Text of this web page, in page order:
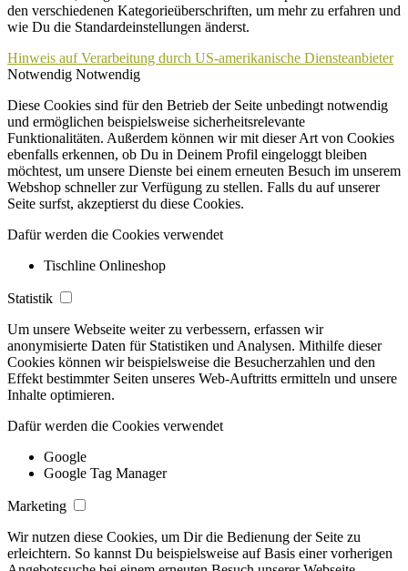
den verschiedenen Kategorieüberschriften, um mehr zu erfahren und
wie Du die Standardeinstellungen änderst.
Hinweis auf Verarbeitung durch US-amerikanische Diensteanbieter
Notwendig Notwendig
Diese Cookies sind für den Betrieb der Seite unbedingt notwendig
und ermöglichen beispielsweise sicherheitsrelevante
Funktionalitäten. Außerdem können wir mit dieser Art von Cookies
ebenfalls erkennen, ob Du in Deinem Profil eingeloggt bleiben
möchtest, um unsere Dienste bei einem erneuten Besuch im unserem
Webshop schneller zur Verfügung zu stellen. Falls du auf unserer
Seite surfst, akzeptierst du diese Cookies.
Dafür werden die Cookies verwendet
Tischline Onlineshop
Statistik
Um unsere Webseite weiter zu verbessern, erfassen wir
anonymisierte Daten für Statistiken und Analysen. Mithilfe dieser
Cookies können wir beispielsweise die Besucherzahlen und den
Effekt bestimmter Seiten unseres Web-Auftritts ermitteln und unsere
Inhalte optimieren.
Dafür werden die Cookies verwendet
Google
Google Tag Manager
Marketing
Wir nutzen diese Cookies, um Dir die Bedienung der Seite zu
erleichtern. So kannst Du beispielsweise auf Basis einer vorherigen